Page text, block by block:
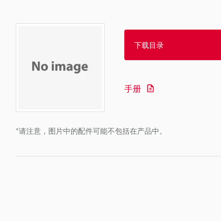
*请注意，图片中的配件可能不包括在产品中。
下载目录
手册